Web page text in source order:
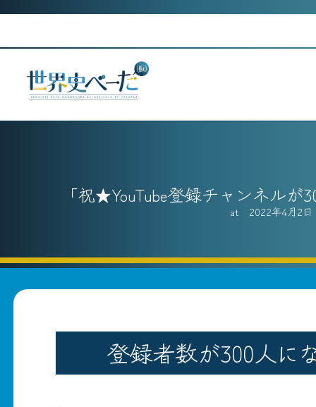
祝★YouTube登録チャンネルが
2022年4月2日
登録者数が300人に